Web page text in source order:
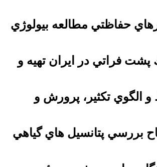
حفاظتي مطالعه بيولوژي
پشت فراتي در ايران تهيه و
الگوي تكثير، پرورش و
بررسي پتانسيل هاي گياهي